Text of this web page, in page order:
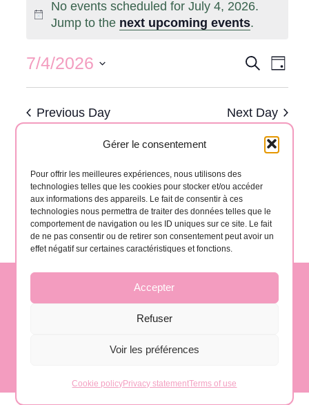
Gérer le consentement
Pour offrir les meilleures expériences, nous utilisons des
technologies telles que les cookies pour stocker et/ou accéder
aux informations des appareils. Le fait de consentir à ces
technologies nous permettra de traiter des données telles que le
comportement de navigation ou les ID uniques sur ce site. Le fait
de ne pas consentir ou de retirer son consentement peut avoir un
effet négatif sur certaines caractéristiques et fonctions.
Accepter
Refuser
Voir les préférences
Cookie policyPrivacy statementTerms of use
Notice
No events scheduled for July 4, 2026.
Jump to the next upcoming events.
Events
Views
Search
Day
7/4/2026
Select
date.
Previous Day Next Day
contact@gomera-vida.es
La Gomera, Spain